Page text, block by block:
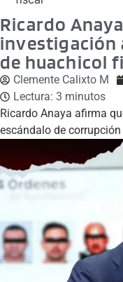
Ricardo
investigación
de huachicol
Clemente Calixto M
Lectura: 3 minutos
Ricardo Anaya afirma
escándalo de